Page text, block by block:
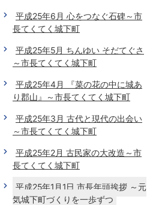
平成25年6月 心をつなぐ石碑～市
長てくてく城下町
平成25年5月 ちんゆい そだてぐさ
～市長てくてく城下町
平成25年4月 『菜の花の中に城あ
り郡山』～市長てくてく城下町
平成25年3月 古代と現代の出会い
～市長てくてく城下町
平成25年2月 古民家の大改造～市
長てくてく城下町
平成25年1月1日 市長年頭挨拶 ～元
気城下町づくりを一歩ずつ